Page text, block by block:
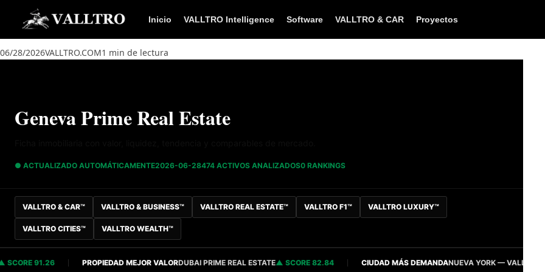
Saltar al contenido
Inicio VALLTRO Intelligence Software VALLTRO & CAR Proyectos
06/28/2026VALLTRO.COM1 min de lectura
Geneva Prime Real Estate
● ACTUALIZADO AUTOMÁTICAMENTE2026-06-28474 ACTIVOS ANALIZADOS0 RANKINGS
VALLTRO & CAR™ VALLTRO & BUSINESS™ VALLTRO REAL ESTATE™ VALLTRO F1™ VALLTRO LUXURY™
VALLTRO CITIES™ VALLTRO WEALTH™
91.26 PROPIEDAD MEJOR VALORDUBAI PRIME REAL ESTATE SCORE 82.84 CIUDAD MÁS DEMANDANUEVA YORK — VALLTRO